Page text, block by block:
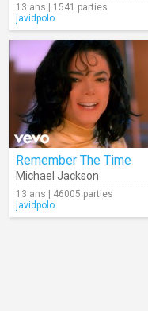
13 ans | 1541 parties
javidpolo
Remember The Time
Michael Jackson
13 ans | 46005 parties
javidpolo